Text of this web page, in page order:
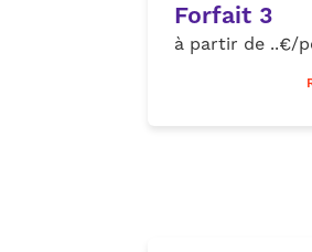
Forfait 3
à partir de ..€/